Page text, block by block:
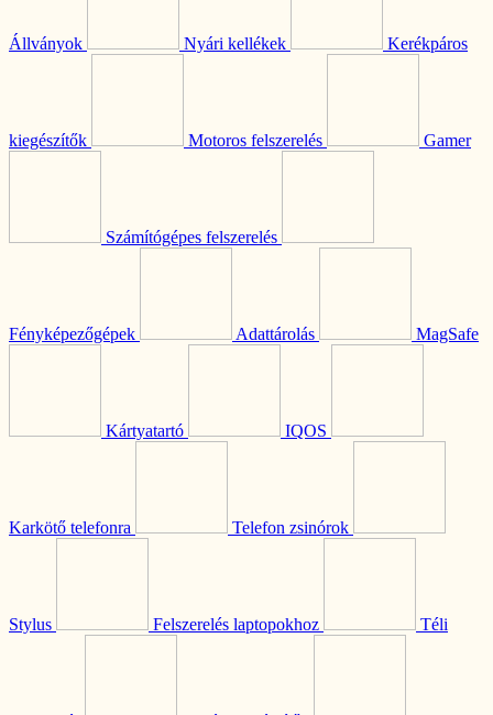
Állványok Nyári kellékek Kerékpáros
kiegészítők Motoros felszerelés Gamer
Számítógépes felszerelés
Fényképezőgépek Adattárolás MagSafe
Kártyatartó IQOS
Karkötő telefonra Telefon zsinórok
Stylus Felszerelés laptopokhoz Téli